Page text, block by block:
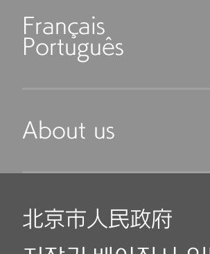
Français
Português
About us
北京市人民政府